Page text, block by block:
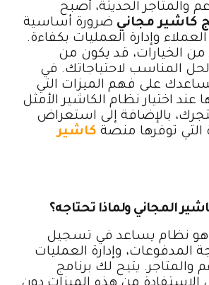
والمتاجر الحديثة، أصبح
كاشير مجاني ضرورة أساسية
وإدارة العمليات بكفاءة.
من الخيارات، قد يكون من
المناسب لاحتياجاتك. في
على فهم الميزات التي
اختيار نظام الكاشير الأمثل
بالإضافة إلى استعراض
التي توفرها منصة كاشير
المجاني ولماذا تحتاجه؟
هو نظام يساعد في تسجيل
المدفوعات، وإدارة العمليات
والمتاجر. يتيح لك برنامج